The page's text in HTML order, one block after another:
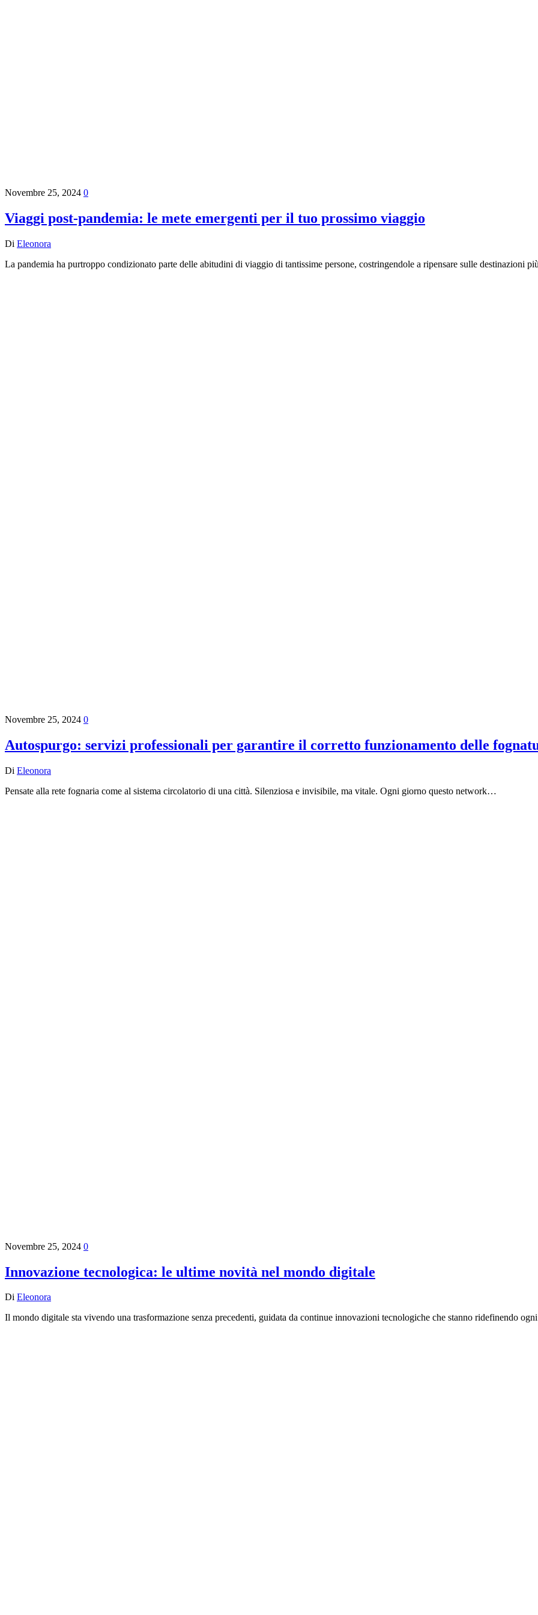
Novembre 25, 2024 0
Viaggi post-pandemia: le mete emergenti per il tuo prossimo viaggio
Di Eleonora
La pandemia ha purtroppo condizionato parte delle abitudini di viaggio di tantissime persone, costringendole a ripensare sulle destinazioni
Novembre 25, 2024 0
Autospurgo: servizi professionali per garantire il corretto funzionamento delle
Di Eleonora
Pensate alla rete fognaria come al sistema circolatorio di una città. Silenziosa e invisibile, ma vitale. Ogni giorno questo network…
Novembre 25, 2024 0
Innovazione tecnologica: le ultime novità nel mondo digitale
Di Eleonora
Il mondo digitale sta vivendo una trasformazione senza precedenti, guidata da continue innovazioni tecnologiche che stanno ridefinendo